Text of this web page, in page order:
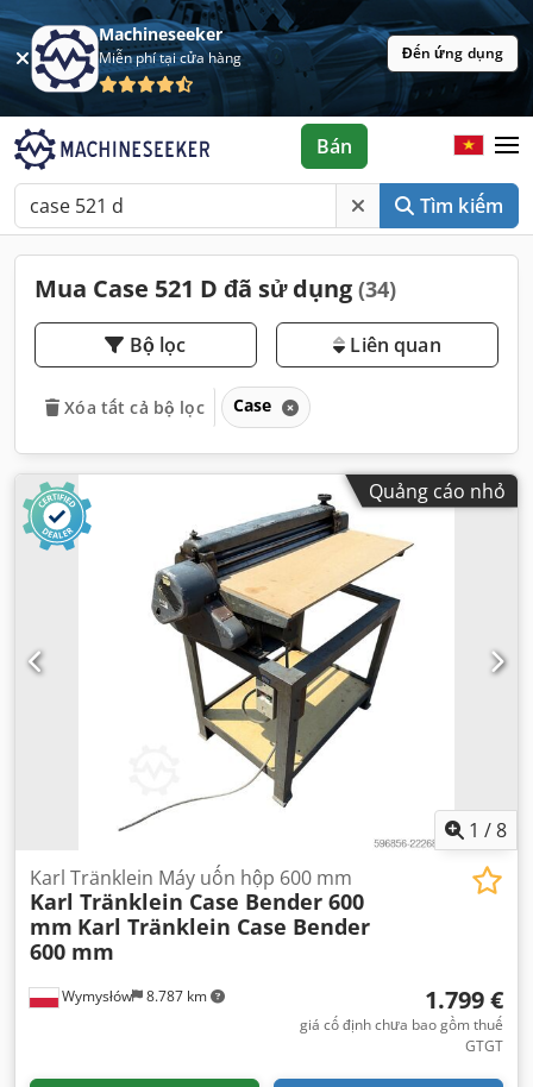
Machineseeker
Miễn phí tại cửa hàng Đến ứng dụng
Tìm kiếm
Bán
Mua Case 521 D đã sử dụng (34)
Bộ lọc Liên quan
Xóa tất cả bộ lọc Case
Quảng cáo nhỏ
1 /8
Wymysłów 8.787 km
Karl Tränklein Máy uốn hộp 600 mm
Karl Tränklein Case Bender 600
mm Karl Tränklein Case Bender
600 mm
1.799 €
giá cố định chưa bao gồm thuế
GTGT